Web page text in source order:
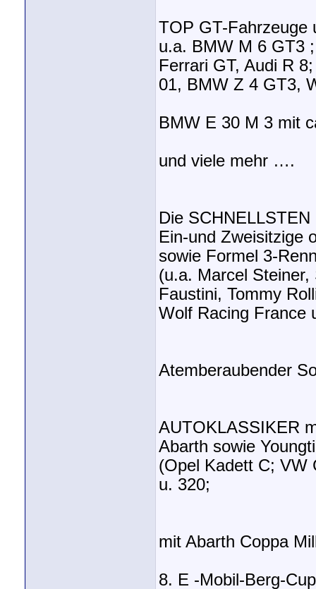
TOP GT-Fahrzeuge
u.a. BMW M 6 GT3
Ferrari GT, Audi R
01, BMW Z 4 GT3,
BMW E 30 M 3 mit
und viele mehr ….
Die
Ein-und Zweisitzige
sowie Formel 3-
(u.a. Marcel
Faustini, Tommy
Wolf Racing France
Atemberaubender
AUTOKLASSIKER
Abarth sowie
(Opel Kadett C; VW
u. 320;
mit Abarth Coppa
8. E -Mobil-Berg-